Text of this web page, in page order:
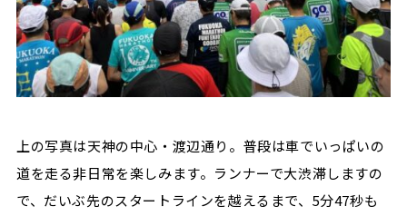
上の写真は天神の中心・渡辺通り。普段は車でいっぱいの
道を走る非日常を楽しみます。ランナーで大渋滞しますの
で、だいぶ先のスタートラインを越えるまで、5分47秒も